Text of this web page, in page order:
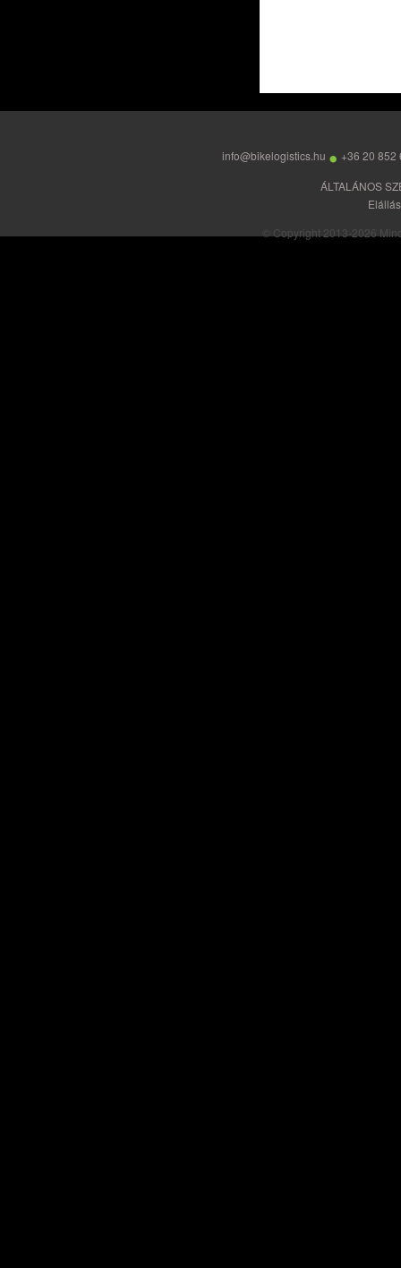
info@bikelogistics.hu • +36 20 852
ÁLTALÁNOS
© Copyright 2013-2026